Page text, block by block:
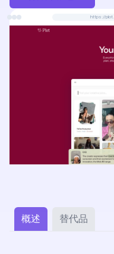
https://
概述 替代品